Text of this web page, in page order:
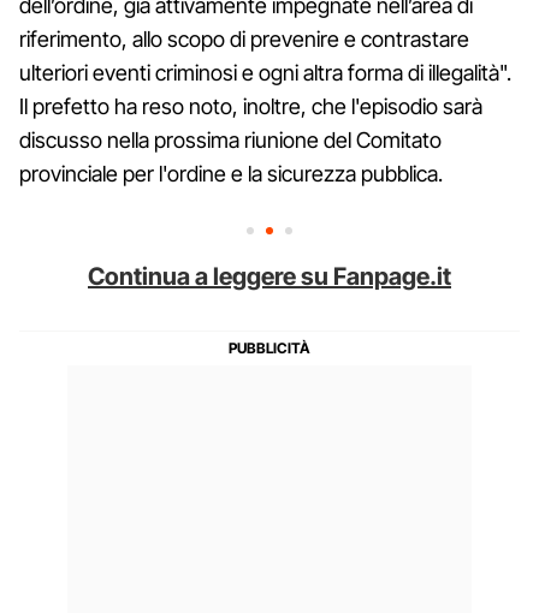
dell’ordine, già attivamente impegnate nell’area di
riferimento, allo scopo di prevenire e contrastare
ulteriori eventi criminosi e ogni altra forma di illegalità".
Il prefetto ha reso noto, inoltre, che l'episodio sarà
discusso nella prossima riunione del Comitato
provinciale per l'ordine e la sicurezza pubblica.
Continua a leggere su Fanpage.it